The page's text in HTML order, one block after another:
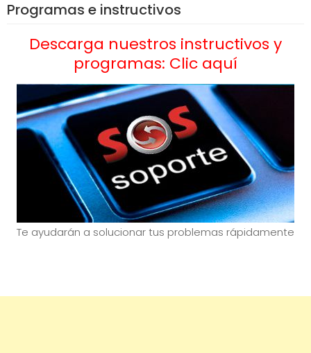
Programas e instructivos
Descarga nuestros instructivos y
programas: Clic aquí
Te ayudarán a solucionar tus problemas rápidamente